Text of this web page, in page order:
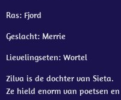
Ras: Fjord
Geslacht: Merrie
Lievelingseten: Wortel
Zilva is de dochter van Sieta.
Ze hield enorm van poetsen